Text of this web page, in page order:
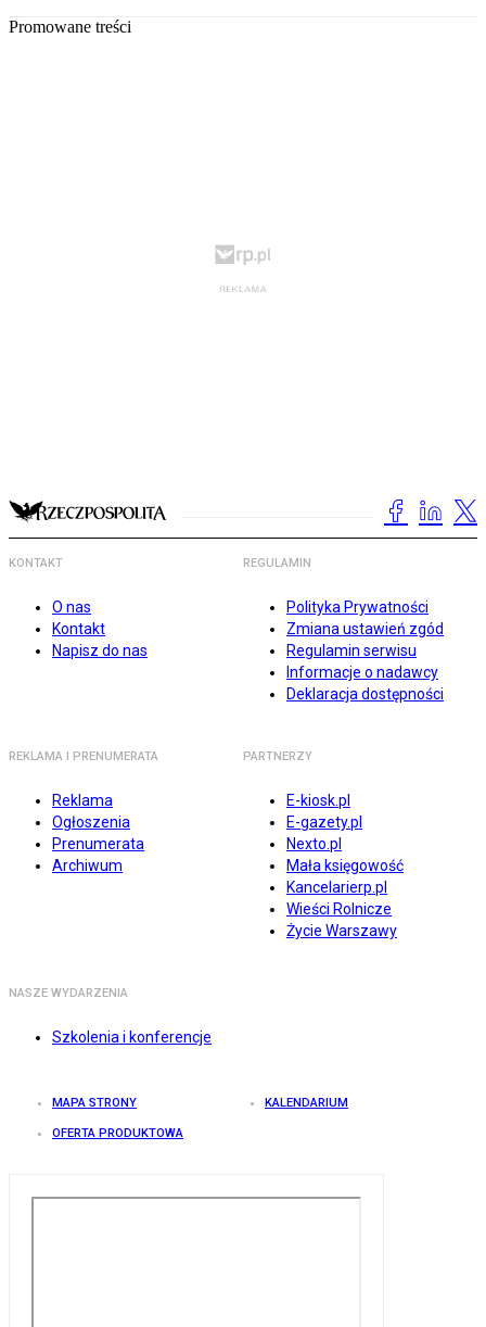
Promowane treści
KONTAKT
O nas
Kontakt
Napisz do nas
REGULAMIN
Polityka Prywatności
Zmiana ustawień zgód
Regulamin serwisu
Informacje o nadawcy
Deklaracja dostępności
REKLAMA I PRENUMERATA
Reklama
Ogłoszenia
Prenumerata
Archiwum
PARTNERZY
E-kiosk.pl
E-gazety.pl
Nexto.pl
Mała księgowość
Kancelarierp.pl
Wieści Rolnicze
Życie Warszawy
NASZE WYDARZENIA
Szkolenia i konferencje
MAPA STRONY KALENDARIUM
OFERTA PRODUKTOWA